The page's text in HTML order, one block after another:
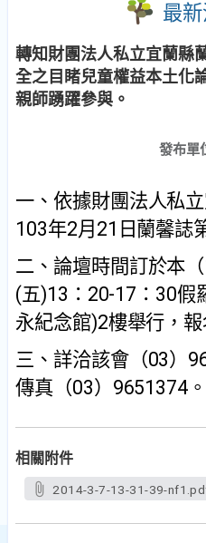
最
轉知財團法人私立宜蘭縣
全之目睹兒童權益本土化
親師踴躍參與。
發布單
一、依據財團法人私
103年2月 21 日蘭馨誌
二、論壇時間訂於本（
(五)13 ： 20-17 ： 30假
永紀念館)2樓舉行，報
三、詳洽該會（03）
傳真（03） 9651374 。
相關附件
2014-3-7-13-31-39-